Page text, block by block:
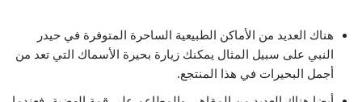
هناك العديد من الأماكن الطبيعية الساحرة المتوفرة في حيدر
النبي على سبيل المثال يمكنك زيارة بحيرة الأسماك التي تعد من
أجمل البحيرات في هذا المنتجع.